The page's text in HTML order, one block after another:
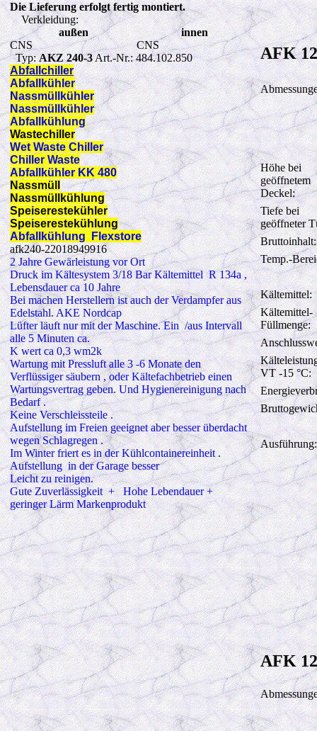
Die Lieferung erfolgt fertig montiert.
Verkleidung:
außen
innen
CNS
CNS
Typ:AKZ 240-3Art.-Nr.: 484.102.850
Abfallchiller
Abfallkühler
Nassmüllkühler
Nassmüllkühler
Abfallkühlung
Wastechiller
Wet Waste Chiller
Chiller Waste
Abfallkühler KK 480
Nassmüll
Nassmüllkühlung
Speiserestekühler
Speiserestekühlung
Abfallkühlung Flexstore
afk240-22018949916
2 Jahre Gewärleistung vor Ort
Druck im Kältesystem 3/18 Bar Kältemittel R 134a ,
Lebensdauer ca 10 Jahre
Bei machen Herstellern ist auch der Verdampfer aus
Edelstahl. AKE Nordcap
Lüfter läuft nur mit der Maschine. Ein /aus Intervall
alle 5 Minuten ca.
K wert ca 0,3 wm2k
Wartung mit Pressluft alle 3 -6 Monate den
Verflüssiger säubern , oder Kältefachbetrieb einen
Wartungsvertrag geben. Und Hygienereinigung nach
Bedarf .
Keine Verschleissteile .
Aufstellung im Freien geeignet aber besser überdacht
wegen Schlagregen .
Im Winter friert es in der Kühlcontainereinheit .
Aufstellung in der Garage besser
Leicht zu reinigen.
Gute Zuverlässigkeit +
Hohe Lebendauer +
geringer Lärm Markenprodukt
AFK
Höhe bei
geöffnetem
Deckel:
Tiefe bei
geöffneter
Bruttoinhalt:
Temp.-
Kältemittel:
Kältemittel-
Füllmenge:
VT -15 °C:
Ausführung:
AFK